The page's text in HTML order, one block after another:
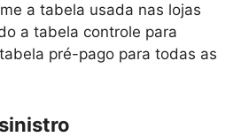
a tabela usada nas lojas
a tabela controle para
pré-pago para todas as